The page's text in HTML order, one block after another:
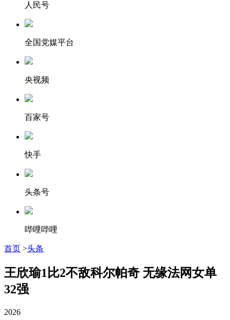
人民号
全国党媒平台
央视频
百家号
快手
头条号
哔哩哔哩
首页 >头条
王欣瑜1比2不敌科尔帕奇 无缘法网女单
32强
2026